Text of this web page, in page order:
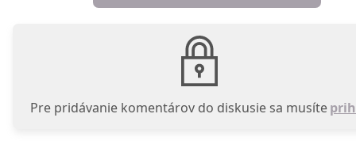
Pre pridávanie komentárov do diskusie sa musíte